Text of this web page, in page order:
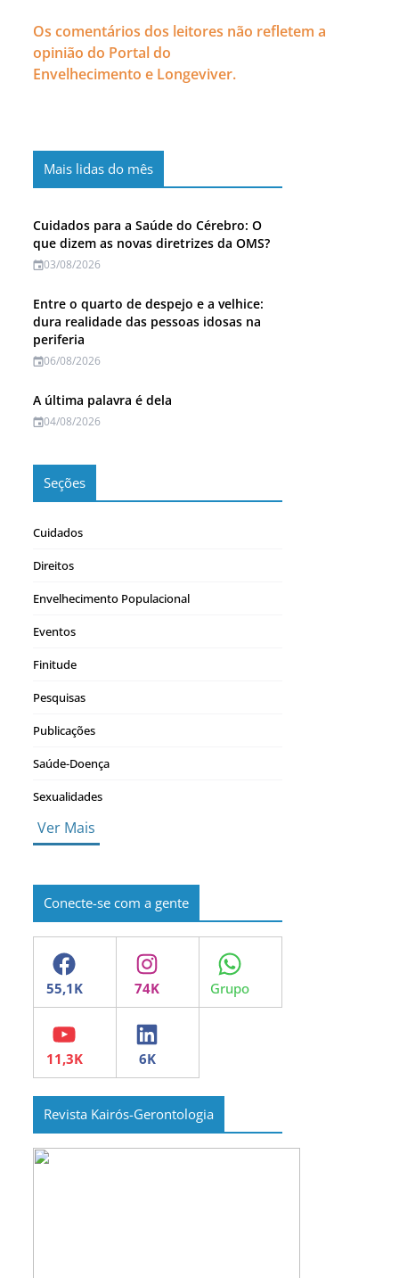
Os comentários dos leitores não refletem a
opinião do Portal do
Envelhecimento e Longeviver.
Mais lidas do mês
Cuidados para a Saúde do Cérebro: O
que dizem as novas diretrizes da OMS?
03/08/2026
Entre o quarto de despejo e a velhice:
dura realidade das pessoas idosas na
periferia
06/08/2026
A última palavra é dela
04/08/2026
Seções
Cuidados
Direitos
Envelhecimento Populacional
Eventos
Finitude
Pesquisas
Publicações
Saúde-Doença
Sexualidades
Ver Mais
Conecte-se com a gente
Facebook Instagram WhatsApp
YouTube LinkedIn
Revista Kairós-Gerontologia